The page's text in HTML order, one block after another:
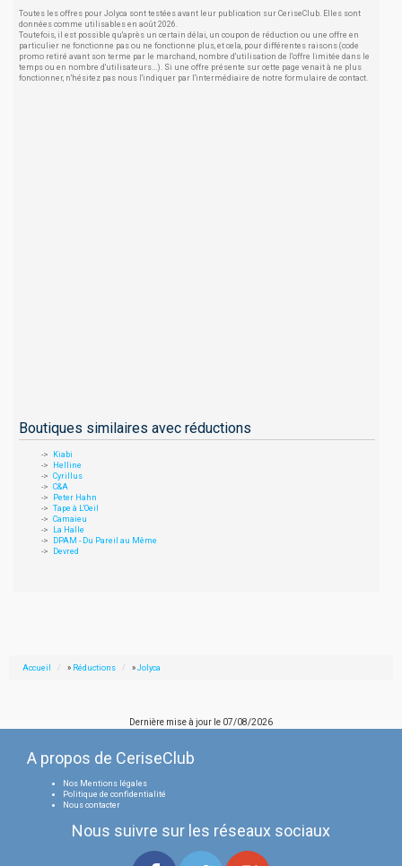
Toutes les offres pour Jolyca sont testées avant leur publication sur CeriseClub. Elles sont
données comme utilisables en août 2026.
Toutefois, il est possible qu'après un certain délai, un coupon de réduction ou une offre en
particulier ne fonctionne pas ou ne fonctionne plus, et cela, pour différentes raisons (code
promo retiré avant son terme par le marchand, nombre d'utilisation de l'offre limitée dans le
temps ou en nombre d'utilisateurs...). Si une offre présente sur cette page venait à ne plus
fonctionner, n'hésitez pas nous l'indiquer par l'intermédiaire de notre formulaire de contact.
Boutiques similaires avec réductions
Kiabi
Helline
Cyrillus
C&A
Peter Hahn
Tape à L'Oeil
Camaieu
La Halle
DPAM - Du Pareil au Même
Devred
Accueil » Réductions » Jolyca
Dernière mise à jour le 07/08/2026
A propos de CeriseClub
Nos Mentions légales
Politique de confidentialité
Nous contacter
Nous suivre sur les réseaux sociaux